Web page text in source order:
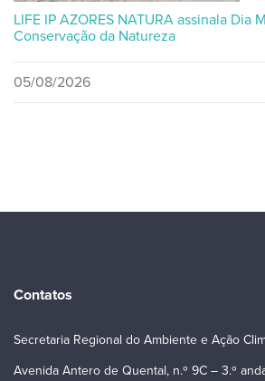
LIFE IP AZORES NATURA assinala Dia
Conservação da Natureza
05/08/2026
Contatos
Secretaria Regional do Ambiente e Ação
Avenida Antero de Quental, n.º 9C – 3.º